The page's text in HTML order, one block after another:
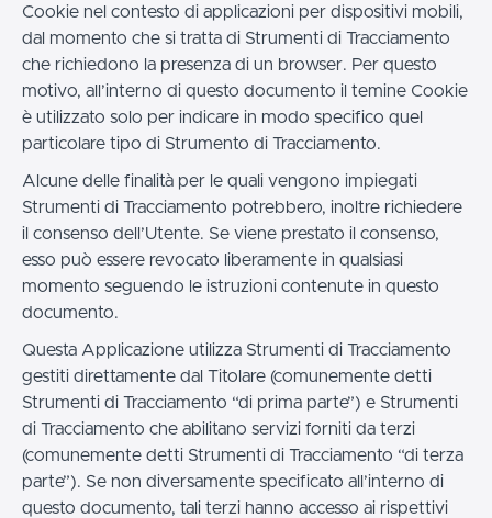
Cookie nel contesto di applicazioni per dispositivi mobili,
dal momento che si tratta di Strumenti di Tracciamento
che richiedono la presenza di un browser. Per questo
motivo, all’interno di questo documento il temine Cookie
è utilizzato solo per indicare in modo specifico quel
particolare tipo di Strumento di Tracciamento.
Alcune delle finalità per le quali vengono impiegati
Strumenti di Tracciamento potrebbero, inoltre richiedere
il consenso dell’Utente. Se viene prestato il consenso,
esso può essere revocato liberamente in qualsiasi
momento seguendo le istruzioni contenute in questo
documento.
Questa Applicazione utilizza Strumenti di Tracciamento
gestiti direttamente dal Titolare (comunemente detti
Strumenti di Tracciamento “di prima parte”) e Strumenti
di Tracciamento che abilitano servizi forniti da terzi
(comunemente detti Strumenti di Tracciamento “di terza
parte”). Se non diversamente specificato all’interno di
questo documento, tali terzi hanno accesso ai rispettivi